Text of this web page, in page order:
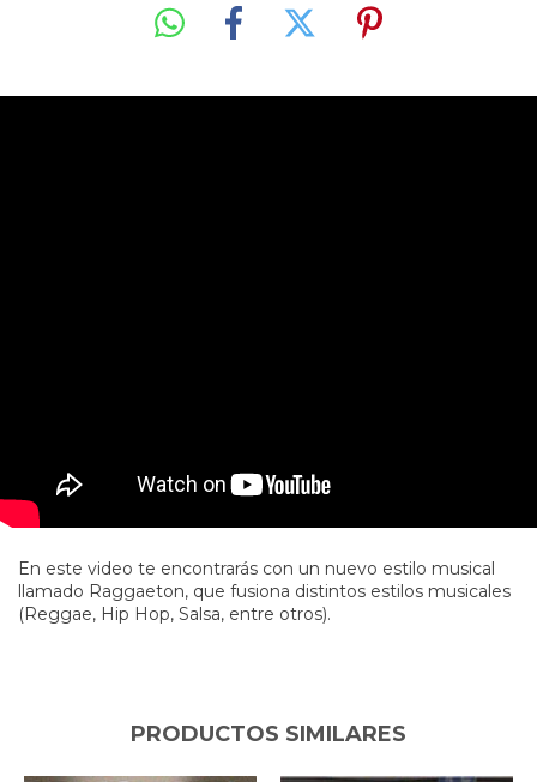
En este video te encontrarás con un nuevo estilo musical
llamado Raggaeton, que fusiona distintos estilos musicales
(Reggae, Hip Hop, Salsa, entre otros).
PRODUCTOS SIMILARES